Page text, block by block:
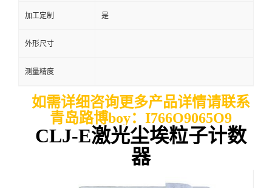
加工定制 是
外形尺寸
测量精度
如需详细咨询更多产品详情请联系
青岛路博boy：I766O9065O9
CLJ-E激光尘埃粒子计数
器